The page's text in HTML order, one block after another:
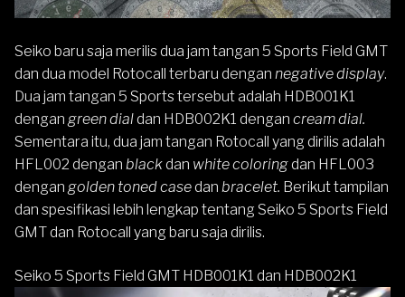
Seiko baru saja merilis dua jam tangan 5 Sports Field GMT
dan dua model Rotocall terbaru dengan negative display.
Dua jam tangan 5 Sports tersebut adalah HDB001K1
dengan green dialdan HDB002K1 dengan cream dial.
Sementara itu, dua jam tangan Rotocall yang dirilis adalah
HFL002 dengan blackdan white coloringdan HFL003
dengan golden toned casedan bracelet. Berikut tampilan
dan spesifikasi lebih lengkap tentang Seiko 5 Sports Field
GMT dan Rotocall yang baru saja dirilis.
Seiko 5 Sports Field GMT HDB001K1 dan HDB002K1